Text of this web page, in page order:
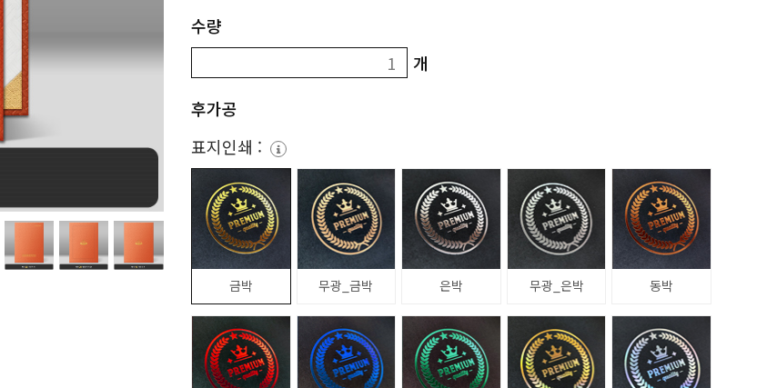
수량
개
후가공
표지인쇄 :
금박 무광_금박 은박 무광_은박 동박